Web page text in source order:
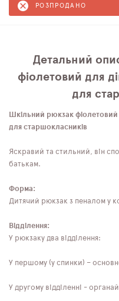
РОЗПРОДАНО
Детальний
фіолетовий для
для
Шкільний рюкзак
для старшокласників
Яскравий та стильний, він
батькам.
Форма:
Дитячий рюкзак з пеналом у
Відділення:
У рюкзаку два відділення:
У першому (у спинки) –
У другому відділенні -